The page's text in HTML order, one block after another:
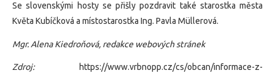
Se slovenskými hosty se přišly pozdravit také starostka města
Květa Kubíčková a místostarostka Ing. Pavla Müllerová.
Mgr. Alena Kiedroňová, redakce webových stránek
Zdroj:
https://www.vrbnopp.cz/cs/obcan/informace-z-